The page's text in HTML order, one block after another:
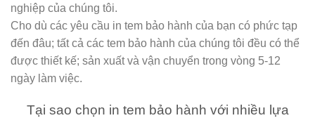
nghiệp của chúng tôi.
Cho dù các yêu cầu in tem bảo hành của bạn có phức tạp
đến đâu; tất cả các tem bảo hành của chúng tôi đều có thể
được thiết kế; sản xuất và vận chuyển trong vòng 5-12
ngày làm việc.
Tại sao chọn in tem bảo hành với nhiều lựa